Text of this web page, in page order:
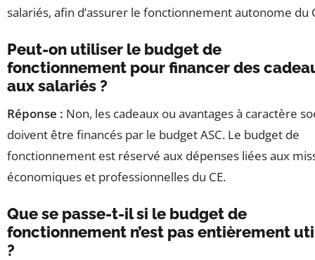
salariés, afin d’assurer le fonctionnement autonome du
Peut-on utiliser le budget de
fonctionnement pour financer des
aux salariés ?
Réponse : Non, les cadeaux ou avantages à caractère
doivent être financés par le budget ASC. Le budget de
fonctionnement est réservé aux dépenses liées aux
économiques et professionnelles du CE.
Que se passe-t-il si le budget de
fonctionnement n’est pas entièrement
?